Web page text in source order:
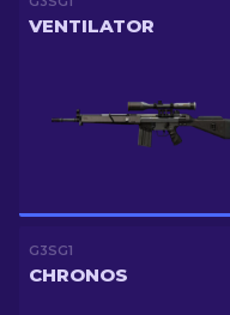
VENTILATOR
G3SG1
CHRONOS